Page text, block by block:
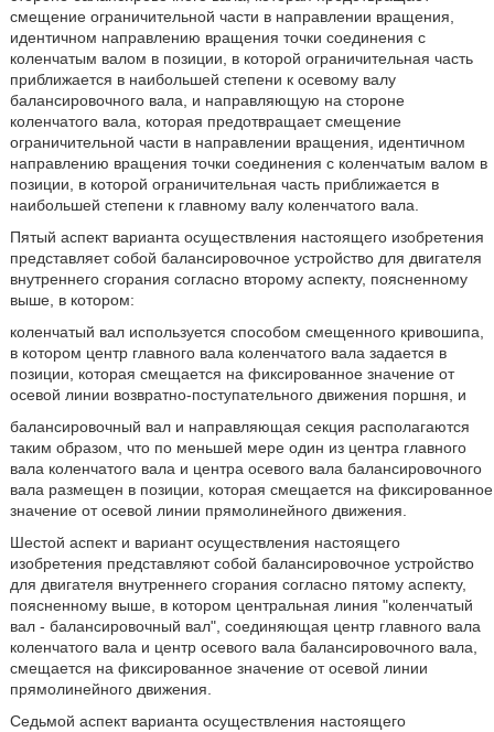
смещение ограничительной части в направлении вращения,
идентичном направлению вращения точки соединения с
коленчатым валом в позиции, в которой ограничительная часть
приближается в наибольшей степени к осевому валу
балансировочного вала, и направляющую на стороне
коленчатого вала, которая предотвращает смещение
ограничительной части в направлении вращения, идентичном
направлению вращения точки соединения с коленчатым валом в
позиции, в которой ограничительная часть приближается в
наибольшей степени к главному валу коленчатого вала.
Пятый аспект варианта осуществления настоящего изобретения
представляет собой балансировочное устройство для двигателя
внутреннего сгорания согласно второму аспекту, поясненному
выше, в котором:
коленчатый вал используется способом смещенного кривошипа,
в котором центр главного вала коленчатого вала задается в
позиции, которая смещается на фиксированное значение от
осевой линии возвратно-поступательного движения поршня, и
балансировочный вал и направляющая секция располагаются
таким образом, что по меньшей мере один из центра главного
вала коленчатого вала и центра осевого вала балансировочного
вала размещен в позиции, которая смещается на фиксированное
значение от осевой линии прямолинейного движения.
Шестой аспект и вариант осуществления настоящего
изобретения представляют собой балансировочное устройство
для двигателя внутреннего сгорания согласно пятому аспекту,
поясненному выше, в котором центральная линия "коленчатый
вал - балансировочный вал", соединяющая центр главного вала
коленчатого вала и центр осевого вала балансировочного вала,
смещается на фиксированное значение от осевой линии
прямолинейного движения.
Седьмой аспект варианта осуществления настоящего